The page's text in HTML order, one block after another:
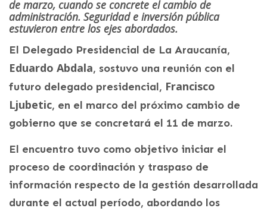
de marzo, cuando se concrete el cambio de
administración. Seguridad e inversión pública
estuvieron entre los ejes abordados.
El Delegado Presidencial de La Araucanía,
Eduardo Abdala, sostuvo una reunión con el
futuro delegado presidencial, Francisco
Ljubetic, en el marco del próximo cambio de
gobierno que se concretará el 11 de marzo.
El encuentro tuvo como objetivo iniciar el
proceso de coordinación y traspaso de
información respecto de la gestión desarrollada
durante el actual período, abordando los